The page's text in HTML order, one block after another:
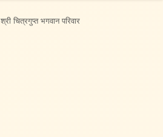
श्री चित्रगुप्त भगवान परिवार